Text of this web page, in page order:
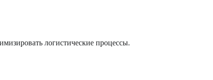
логистические процессы.